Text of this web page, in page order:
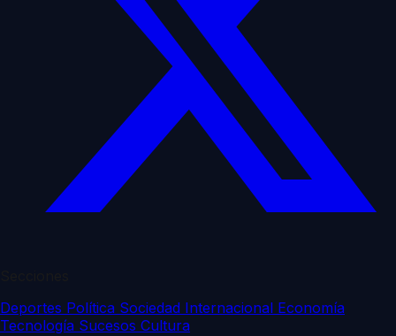
Deportes Política Sociedad Internacional Economía
Tecnología Sucesos Cultura